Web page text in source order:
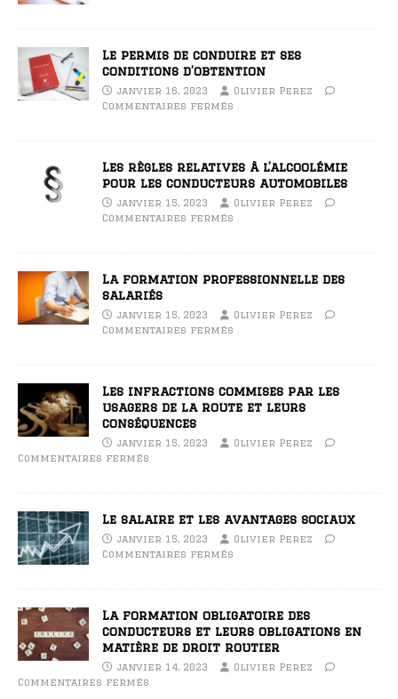
Le permis de conduire et ses
conditions d’obtention
janvier 16, 2023
Olivier Perez
Commentaires fermés
Les règles relatives à l’alcoolémie
pour les conducteurs automobiles
janvier 15, 2023
Olivier Perez
Commentaires fermés
La formation professionnelle des
salariés
janvier 15, 2023
Olivier Perez
Commentaires fermés
Les infractions commises par les
usagers de la route et leurs
conséquences
janvier 15, 2023
Olivier Perez
Commentaires fermés
Le salaire et les avantages sociaux
janvier 15, 2023
Olivier Perez
Commentaires fermés
La formation obligatoire des
conducteurs et leurs obligations en
matière de droit routier
janvier 14, 2023
Olivier Perez
Commentaires fermés